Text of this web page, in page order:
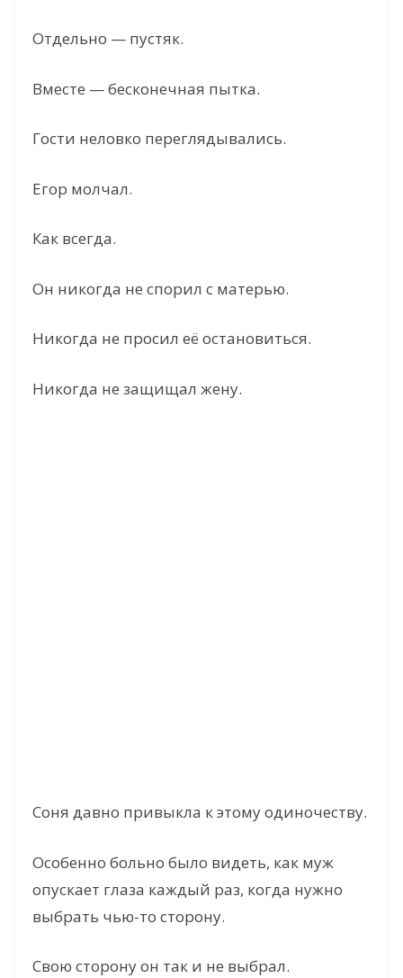
Отдельно — пустяк.
Вместе — бесконечная пытка.
Гости неловко переглядывались.
Егор молчал.
Как всегда.
Он никогда не спорил с матерью.
Никогда не просил её остановиться.
Никогда не защищал жену.
Соня давно привыкла к этому одиночеству.
Особенно больно было видеть, как муж
опускает глаза каждый раз, когда нужно
выбрать чью-то сторону.
Свою сторону он так и не выбрал.